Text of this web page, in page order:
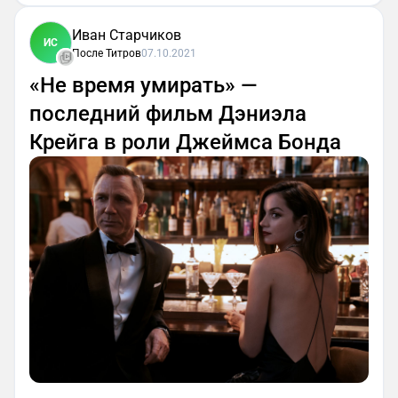
ИС Иван Старчиков
После Титров07.10.2021
«Не время умирать» —
последний фильм Дэниэла
Крейга в роли Джеймса Бонда